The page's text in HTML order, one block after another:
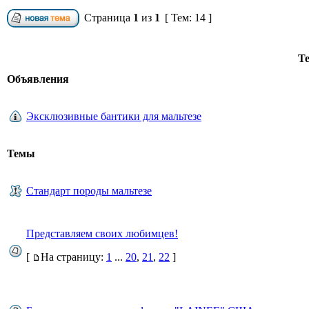
Страница 1 из 1 [ Тем: 14 ]
Объявления
Эксклюзивные бантики для мальтезе
Темы
Стандарт породы мальтезе
Представляем своих любимцев!
[
На страницу: 1 ... 20, 21 , 22 ]